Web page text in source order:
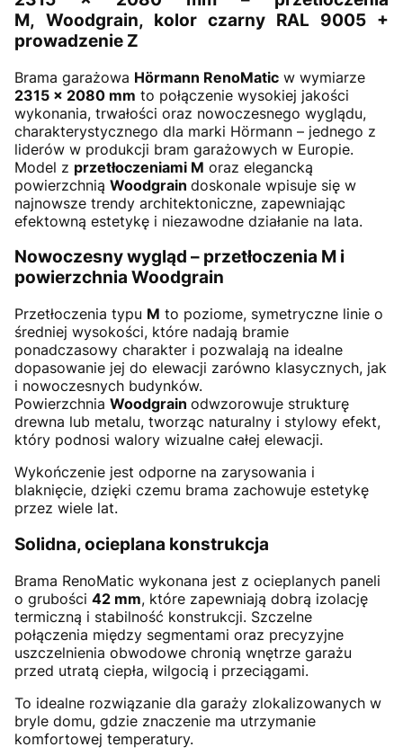
M, Woodgrain, kolor czarny RAL 9005 +
prowadzenie Z
Brama garażowa Hörmann RenoMatic w wymiarze
2315 × 2080 mm to połączenie wysokiej jakości
wykonania, trwałości oraz nowoczesnego wyglądu,
charakterystycznego dla marki Hörmann – jednego z
liderów w produkcji bram garażowych w Europie.
Model z przetłoczeniami M oraz elegancką
powierzchnią Woodgrain doskonale wpisuje się w
najnowsze trendy architektoniczne, zapewniając
efektowną estetykę i niezawodne działanie na lata.
Nowoczesny wygląd – przetłoczenia M i
powierzchnia Woodgrain
Przetłoczenia typu M to poziome, symetryczne linie o
średniej wysokości, które nadają bramie
ponadczasowy charakter i pozwalają na idealne
dopasowanie jej do elewacji zarówno klasycznych, jak
i nowoczesnych budynków.
Powierzchnia Woodgrain odwzorowuje strukturę
drewna lub metalu, tworząc naturalny i stylowy efekt,
który podnosi walory wizualne całej elewacji.
Wykończenie jest odporne na zarysowania i
blaknięcie, dzięki czemu brama zachowuje estetykę
przez wiele lat.
Solidna, ocieplana konstrukcja
Brama RenoMatic wykonana jest z ocieplanych paneli
o grubości 42 mm, które zapewniają dobrą izolację
termiczną i stabilność konstrukcji. Szczelne
połączenia między segmentami oraz precyzyjne
uszczelnienia obwodowe chronią wnętrze garażu
przed utratą ciepła, wilgocią i przeciągami.
To idealne rozwiązanie dla garaży zlokalizowanych w
bryle domu, gdzie znaczenie ma utrzymanie
komfortowej temperatury.